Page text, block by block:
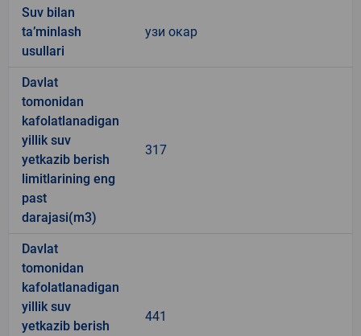
Suv bilan
ta’minlash
usullari
узи окар
Davlat
tomonidan
kafolatlanadigan
yillik suv
yetkazib berish
limitlarining eng
past
darajasi(m3)
317
Davlat
tomonidan
kafolatlanadigan
yillik suv
yetkazib berish
441